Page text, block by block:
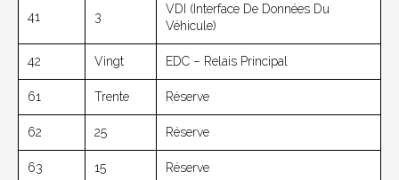
41 3
VDI (interface De Données Du
Véhicule)
42 Vingt EDC – Relais Principal
61 Trente Réserve
62 25 Réserve
63 15 Réserve